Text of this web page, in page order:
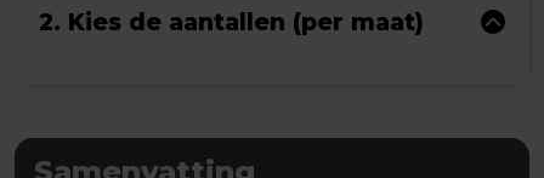
2. Kies de aantallen (per maat)